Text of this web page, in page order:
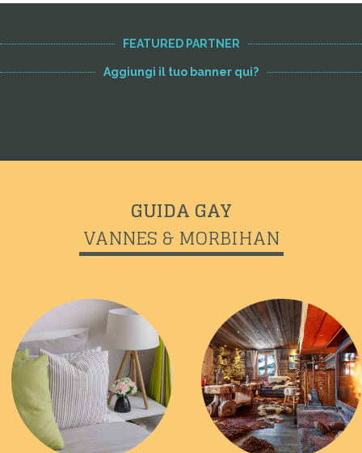
FEATURED PARTNER
Aggiungi il tuo banner qui?
GUIDA GAY
VANNES & MORBIHAN